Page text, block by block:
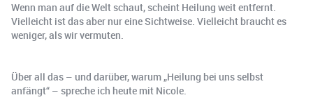
Wenn man auf die Welt schaut, scheint Heilung weit entfernt.
Vielleicht ist das aber nur eine Sichtweise. Vielleicht braucht es
weniger, als wir vermuten.
Über all das – und darüber, warum „Heilung bei uns selbst
anfängt“ – spreche ich heute mit Nicole.